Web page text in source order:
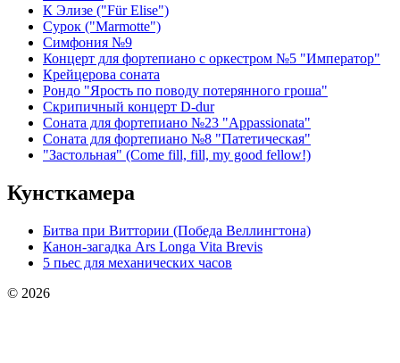
К Элизе ("Für Elise")
Сурок ("Marmotte")
Симфония №9
Концерт для фортепиано с оркестром №5 "Император"
Крейцерова соната
Рондо "Ярость по поводу потерянного гроша"
Скрипичный концерт D-dur
Соната для фортепиано №23 "Appassionata"
Соната для фортепиано №8 "Патетическая"
"Застольная" (Come fill, fill, my good fellow!)
Кунсткамера
Битва при Виттории (Победа Веллингтона)
Канон-загадка Ars Longa Vita Brevis
5 пьес для механических часов
© 2026